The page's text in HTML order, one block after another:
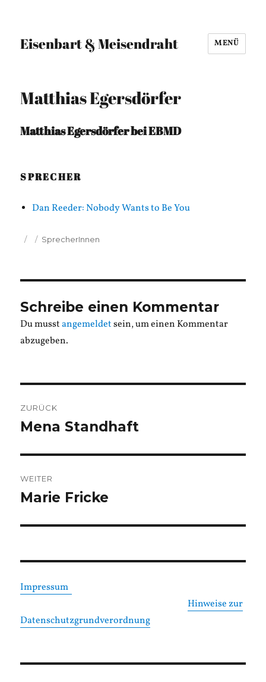
Eisenbart & Meisendraht MENÜ
Matthias Egersdörfer
Matthias Egersdörfer bei EBMD
SPRECHER
Dan Reeder: Nobody Wants to Be You
Veröffentlicht
Kategorien
SprecherInnen
Schreibe einen Kommentar
Du musstangemeldetsein, um einen Kommentar
abzugeben.
ZURÜCK
Vorheriger
Mena Standhaft
WEITER
Nächster
Marie Fricke
Impressum
Hinweise zur
Datenschutzgrundverordnung